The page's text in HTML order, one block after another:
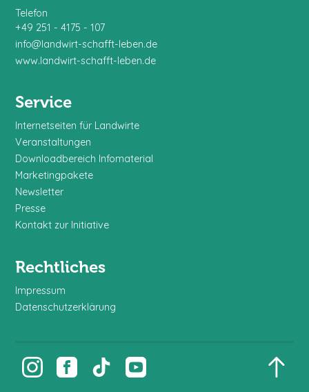
Telefon
+49 251 - 4175 - 107
info@landwirt-schafft-leben.de
www.landwirt-schafft-leben.de
Service
Internetseiten für Landwirte
Veranstaltungen
Downloadbereich Infomaterial
Marketingpakete
Newsletter
Presse
Kontakt zur Initiative
Rechtliches
Impressum
Datenschutzerklärung